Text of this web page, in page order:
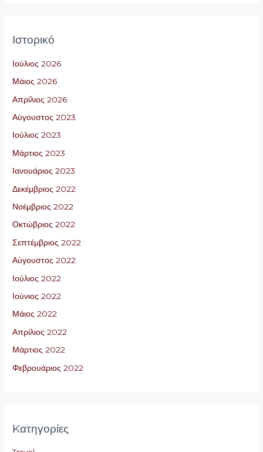
Ιστορικό
Ιούλιος 2026
Μάιος 2026
Απρίλιος 2026
Αύγουστος 2023
Ιούλιος 2023
Μάρτιος 2023
Ιανουάριος 2023
Δεκέμβριος 2022
Νοέμβριος 2022
Οκτώβριος 2022
Σεπτέμβριος 2022
Αύγουστος 2022
Ιούλιος 2022
Ιούνιος 2022
Μάιος 2022
Απρίλιος 2022
Μάρτιος 2022
Φεβρουάριος 2022
Kατηγορίες